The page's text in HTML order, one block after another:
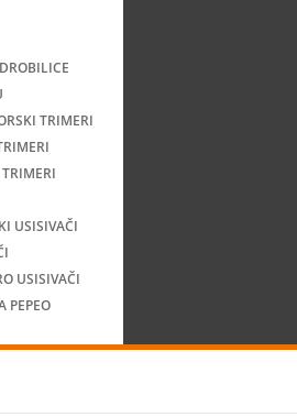
TRIMERI
USISIVAČI
USISIVAČI
PEPEO